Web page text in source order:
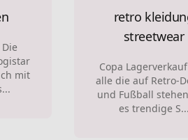
mit
retro
streetwear
Copa
alle die auf Retro-
und Fußball
es trendige